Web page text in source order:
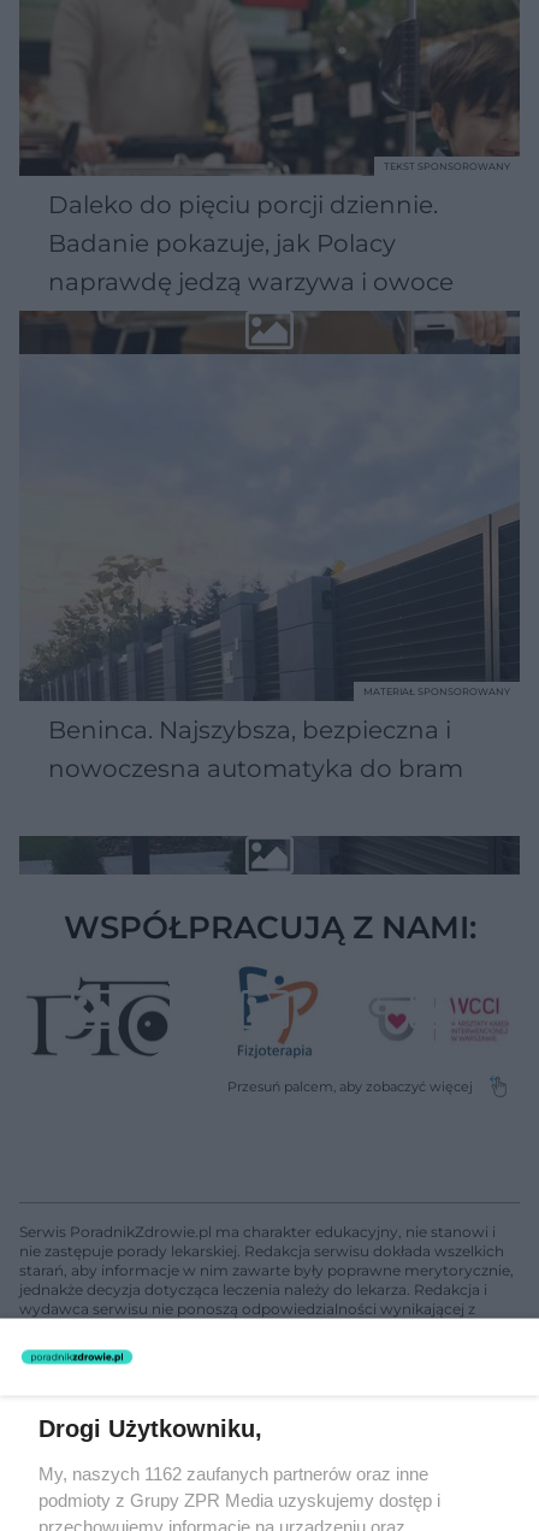
Daleko do pięciu porcji dziennie.
Badanie pokazuje, jak Polacy
naprawdę jedzą warzywa i owoce
TEKST SPONSOROWANY
Beninca. Najszybsza, bezpieczna i
nowoczesna automatyka do bram
MATERIAŁ SPONSOROWANY
WSPÓŁPRACUJĄ Z NAMI:
Serwis PoradnikZdrowie.pl ma charakter edukacyjny, nie stanowi i
nie zastępuje porady lekarskiej. Redakcja serwisu dokłada wszelkich
starań, aby informacje w nim zawarte były poprawne merytorycznie,
jednakże decyzja dotycząca leczenia należy do lekarza. Redakcja i
wydawca serwisu nie ponoszą odpowiedzialności wynikającej z
nie prowadzi działalności leczniczej polegającej na udzielaniu
świadczeń zdrowotnych w rozumieniu art. 3 ust 1 ustawy o
Żaden utwór zamieszczony w serwisie nie może być powielany i
rozpowszechniany lub dalej rozpowszechniany w jakikolwiek sposób
(w tym także elektroniczny lub mechaniczny) na jakimkolwiek polu
eksploatacji w jakiejkolwiek formie, włącznie z umieszczaniem w
Drogi Użytkowniku,
My, naszych 1162 zaufanych partnerów oraz inne
podmioty z Grupy ZPR Media uzyskujemy dostęp i
przechowujemy informacje na urządzeniu oraz